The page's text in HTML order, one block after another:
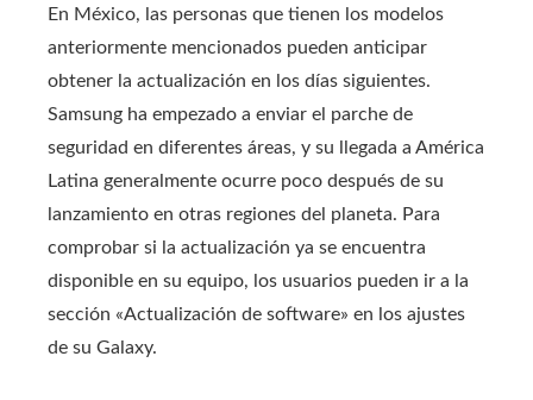
En México, las personas que tienen los modelos
anteriormente mencionados pueden anticipar
obtener la actualización en los días siguientes.
Samsung ha empezado a enviar el parche de
seguridad en diferentes áreas, y su llegada a América
Latina generalmente ocurre poco después de su
lanzamiento en otras regiones del planeta. Para
comprobar si la actualización ya se encuentra
disponible en su equipo, los usuarios pueden ir a la
sección «Actualización de software» en los ajustes
de su Galaxy.